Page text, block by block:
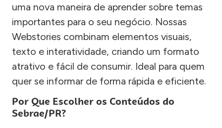
uma nova maneira de aprender sobre temas
importantes para o seu negócio. Nossas
Webstories combinam elementos visuais,
texto e interatividade, criando um formato
atrativo e fácil de consumir. Ideal para quem
quer se informar de forma rápida e eficiente.
Por Que Escolher os Conteúdos do
Sebrae/PR?